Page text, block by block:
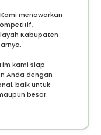
menawarkan
Kabupaten
kami siap
Anda dengan
baik untuk
besar.